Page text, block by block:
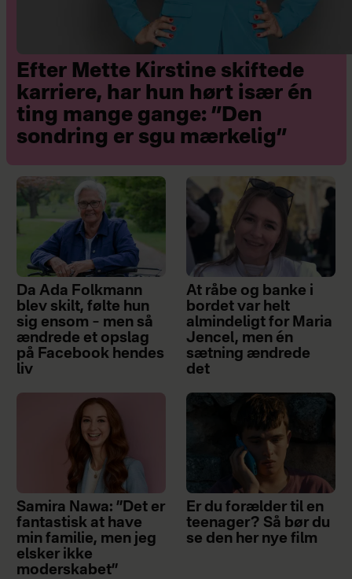
Efter Mette Kirstine skiftede
karriere, har hun hørt især én
ting mange gange: ”Den
sondring er sgu mærkelig”
Da Ada Folkmann
blev skilt, følte hun
sig ensom – men så
ændrede et opslag
på Facebook hendes
liv
At råbe og banke i
bordet var helt
almindeligt for Maria
Jencel, men én
sætning ændrede
det
Samira Nawa: ”Det er
fantastisk at have
min familie, men jeg
elsker ikke
moderskabet”
Er du forælder til en
teenager? Så bør du
se den her nye film